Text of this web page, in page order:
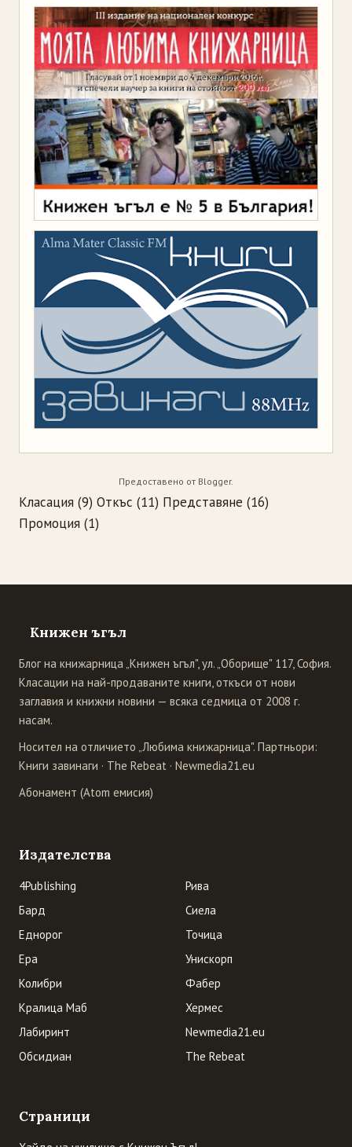
Предоставено от Blogger.
Класация (9) Откъс (11) Представяне (16)
Промоция (1)
Книжен ъгъл
Блог на книжарница „Книжен ъгъл", ул. „Оборище" 117, София.
Класации на най-продаваните книги, откъси от нови
заглавия и книжни новини — всяка седмица от 2008 г.
насам.
Носител на отличието „Любима книжарница". Партньори:
Книги завинаги · The Rebeat · Newmedia21.eu
Абонамент (Atom емисия)
Издателства
4Publishing
Бард
Еднорог
Ера
Колибри
Кралица Маб
Лабиринт
Обсидиан
Рива
Сиела
Точица
Унискорп
Фабер
Хермес
Newmedia21.eu
The Rebeat
Страници